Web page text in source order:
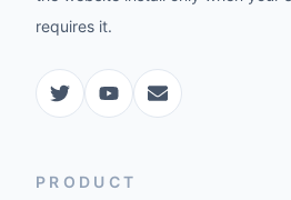
requires it.
PRODUCT